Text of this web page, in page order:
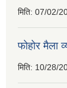
मिति: 07/02/
फोहोर मैला
मिति: 10/28/